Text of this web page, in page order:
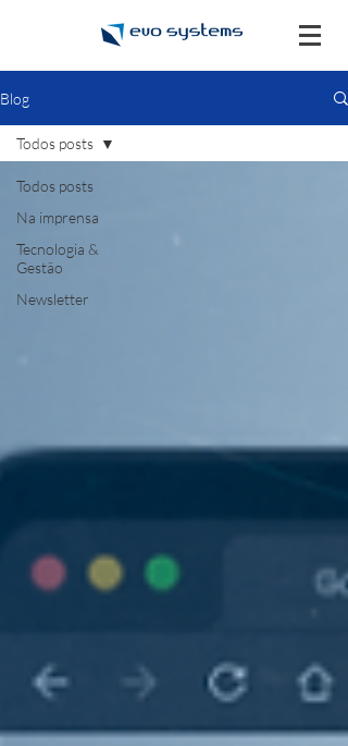
Blog
Todos posts
Na imprensa
Tecnologia &
Gestão
Newsletter
Todos posts